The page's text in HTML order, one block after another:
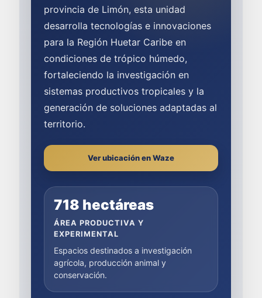
provincia de Limón, esta unidad
desarrolla tecnologías e innovaciones
para la Región Huetar Caribe en
condiciones de trópico húmedo,
fortaleciendo la investigación en
sistemas productivos tropicales y la
generación de soluciones adaptadas al
territorio.
Ver ubicación en Waze
718 hectáreas
ÁREA PRODUCTIVA Y
EXPERIMENTAL
Espacios destinados a investigación
agrícola, producción animal y
conservación.